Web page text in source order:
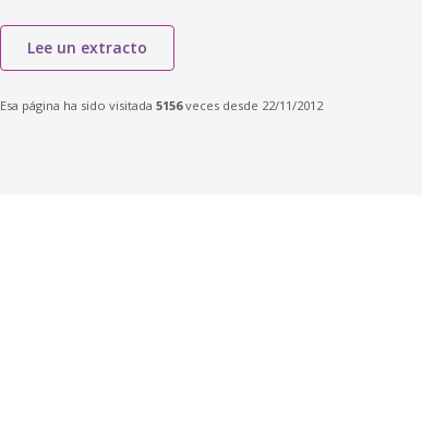
Lee un extracto
Esa página ha sido visitada 5156veces desde 22/11/2012